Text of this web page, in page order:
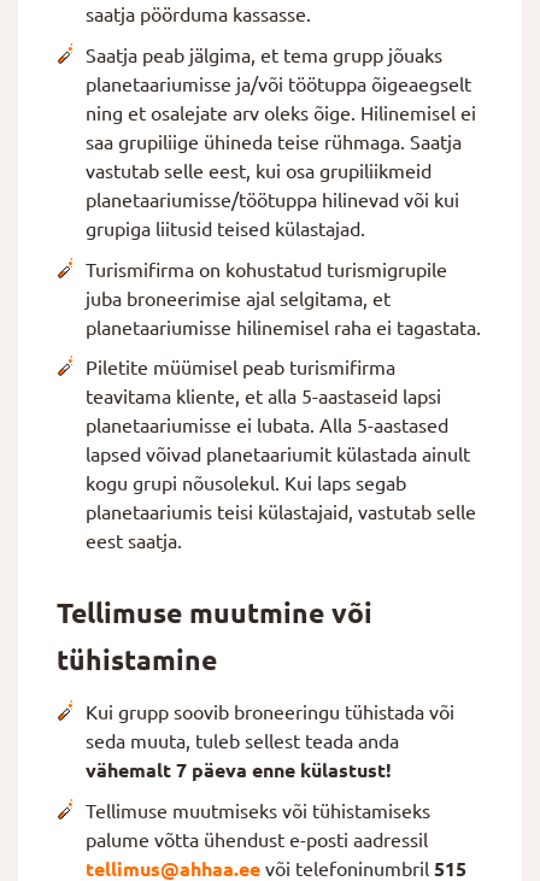
saatja pöörduma kassasse.
Saatja peab jälgima, et tema grupp jõuaks
planetaariumisse ja/või töötuppa õigeaegselt
ning et osalejate arv oleks õige. Hilinemisel ei
saa grupiliige ühineda teise rühmaga. Saatja
vastutab selle eest, kui osa grupiliikmeid
planetaariumisse/töötuppa hilinevad või kui
grupiga liitusid teised külastajad.
Turismifirma on kohustatud turismigrupile
juba broneerimise ajal selgitama, et
planetaariumisse hilinemisel raha ei tagastata.
Piletite müümisel peab turismifirma
teavitama kliente, et alla 5-aastaseid lapsi
planetaariumisse ei lubata. Alla 5-aastased
lapsed võivad planetaariumit külastada ainult
kogu grupi nõusolekul. Kui laps segab
planetaariumis teisi külastajaid, vastutab selle
eest saatja.
Tellimuse muutmine või
tühistamine
Kui grupp soovib broneeringu tühistada või
seda muuta, tuleb sellest teada anda
vähemalt 7 päeva enne külastust!
Tellimuse muutmiseks või tühistamiseks
palume võtta ühendust e-posti aadressil
tellimus@ahhaa.ee või telefoninumbril 515